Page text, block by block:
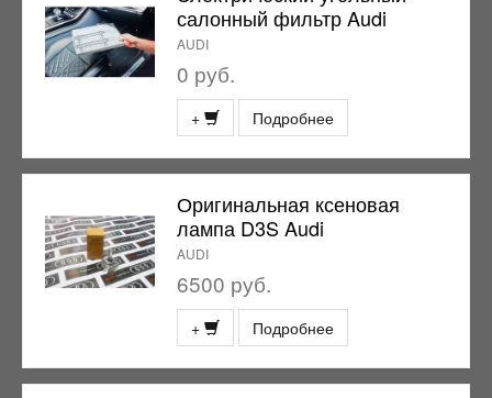
салонный фильтр Audi
AUDI
0 руб.
+ Подробнее
Оригинальная ксеновая
лампа D3S Audi
AUDI
6500 руб.
+ Подробнее